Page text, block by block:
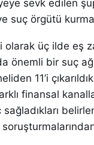
sevk edilen
ve suç örgütü
üç ilde eş
önemli bir suç
11’i
finansal
sağladıkları